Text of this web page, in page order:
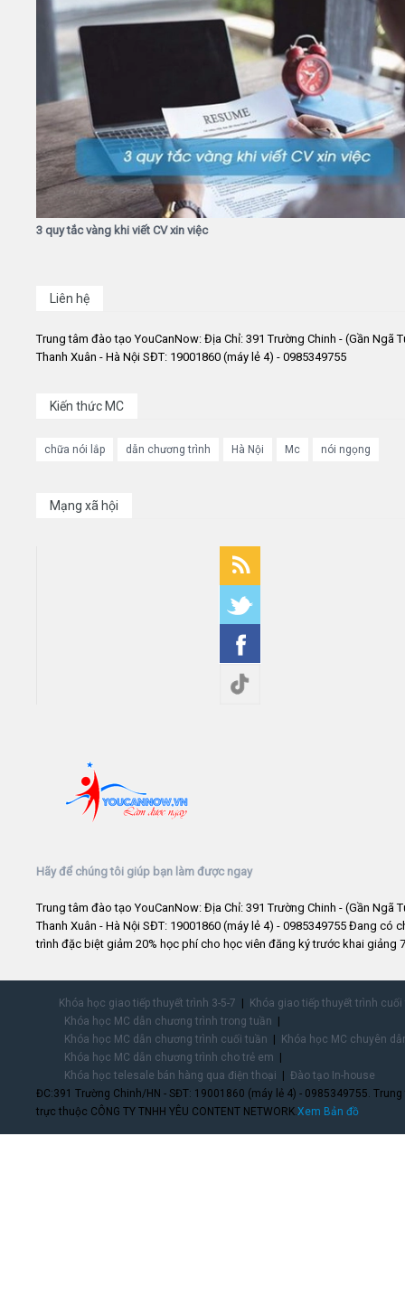
3 quy tắc vàng khi viết CV xin việc
Liên hệ
Trung tâm đào tạo YouCanNow: Địa Chỉ: 391 Trường Chinh - (Gần Ngã
Thanh Xuân - Hà Nội SĐT: 19001860 (máy lẻ 4) - 0985349755
Kiến thức MC
chữa nói lắp dẫn chương trình Hà Nội Mc nói ngọng
Mạng xã hội
Hãy để chúng tôi giúp bạn làm được ngay
Trung tâm đào tạo YouCanNow: Địa Chỉ: 391 Trường Chinh - (Gần Ngã
Thanh Xuân - Hà Nội SĐT: 19001860 (máy lẻ 4) - 0985349755 Đang có
trình đặc biệt giảm 20% học phí cho học viên đăng ký trước khai giảng
Khóa học giao tiếp thuyết trình 3-5-7
Khóa giao tiếp thuyết trình
Khóa học MC dẫn chương trình trong tuần
Khóa học MC dẫn chương trình cuối tuần
Khóa học MC chuyên
Khóa học MC dẫn chương trình cho trẻ em
Khóa học telesale bán hàng qua điện thoại
Đào tạo In-house
ĐC:391 Trường Chinh/HN - SĐT: 19001860 (máy lẻ 4) - 0985349755.
trực thuộc CÔNG TY TNHH YÊU CONTENT NETWORK.Xem Bản đồ